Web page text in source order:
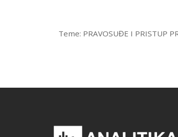
Teme: PRAVOSUĐE I PRISTUP